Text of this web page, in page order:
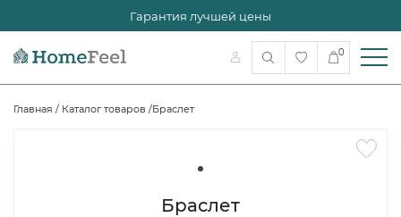
Гарантия лучшей цены
0
Главная / Каталог товаров /Браслет
Браслет